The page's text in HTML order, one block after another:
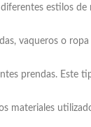
estilos
vaqueros o
prendas. Este
materiales